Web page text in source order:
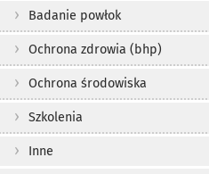
Badanie powłok
Ochrona zdrowia (bhp)
Ochrona środowiska
Szkolenia
Inne